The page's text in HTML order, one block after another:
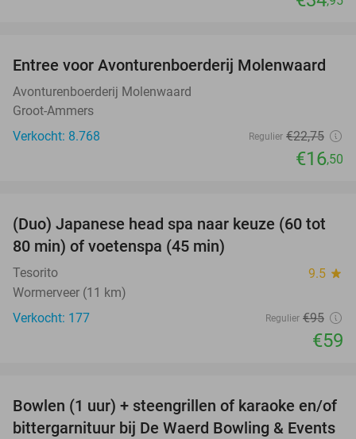
27%
Entree voor Avonturenboerderij Molenwaard
Avonturenboerderij Molenwaard
Groot-Ammers
Verkocht: 8.768
Regulier €22,75
€16,50
38%
(Duo) Japanese head spa naar keuze (60 tot
80 min) of voetenspa (45 min)
Tesorito 9.5 star
Wormerveer (11 km)
Verkocht: 177
Regulier €95
€59
46%
Bowlen (1 uur) + steengrillen of karaoke en/of
bittergarnituur bij De Waerd Bowling & Events